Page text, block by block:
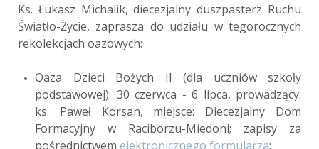
Ks. Łukasz Michalik, diecezjalny duszpasterz Ruchu
Światło-Życie, zaprasza do udziału w tegorocznych
rekolekcjach oazowych:
Oaza Dzieci Bożych II (dla uczniów szkoły
podstawowej): 30 czerwca - 6 lipca, prowadzący:
ks. Paweł Korsan, miejsce: Diecezjalny Dom
Formacyjny w Raciborzu-Miedoni; zapisy za
pośrednictwem elektronicznego formularza;